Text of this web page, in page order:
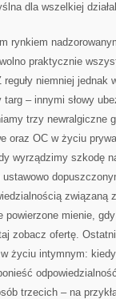
dla wszelkiej
rynkiem
praktycznie
niemniej jednak
– innymi słowy
trzy newralgiczne
oraz OC w życiu
wyrządzimy szkodę
związaną
mienie, gdy
zobacz ofertę.
życiu intymnym:
trzecich – na